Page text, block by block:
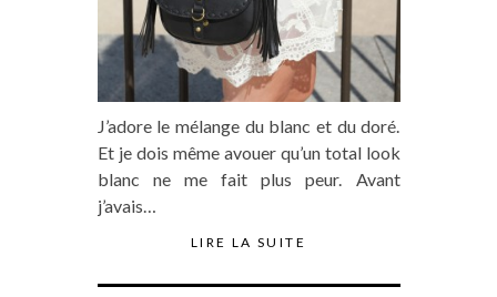
J’adore le mélange du blanc et du doré.
Et je dois même avouer qu’un total look
blanc ne me fait plus peur. Avant
j’avais…
LIRE LA SUITE